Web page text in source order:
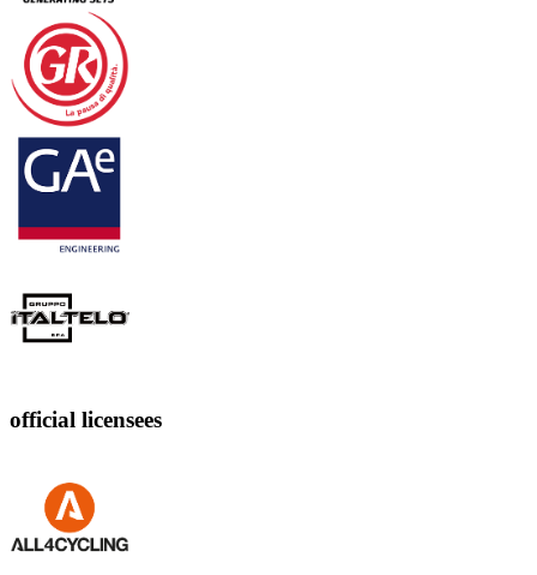
official licensees